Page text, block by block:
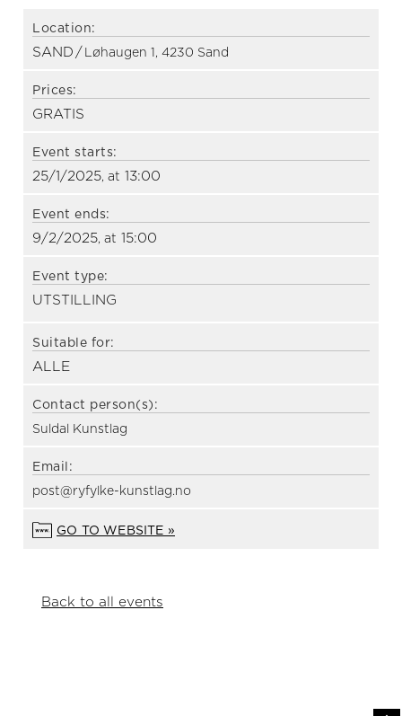
Location:
SAND / Løhaugen 1, 4230 Sand
Prices:
GRATIS
Event starts:
25/1/2025, at 13:00
Event ends:
9/2/2025, at 15:00
Event type:
UTSTILLING
Suitable for:
ALLE
Contact person(s):
Suldal Kunstlag
Email:
post@ryfylke-kunstlag.no
GO TO WEBSITE »
Back to all events